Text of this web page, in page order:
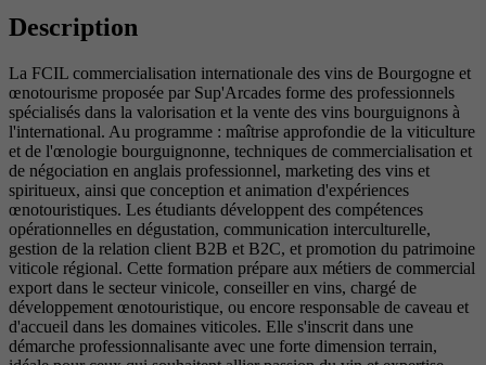
Description
La FCIL commercialisation internationale des vins de Bourgogne et
œnotourisme proposée par Sup'Arcades forme des professionnels
spécialisés dans la valorisation et la vente des vins bourguignons à
l'international. Au programme : maîtrise approfondie de la viticulture
et de l'œnologie bourguignonne, techniques de commercialisation et
de négociation en anglais professionnel, marketing des vins et
spiritueux, ainsi que conception et animation d'expériences
œnotouristiques. Les étudiants développent des compétences
opérationnelles en dégustation, communication interculturelle,
gestion de la relation client B2B et B2C, et promotion du patrimoine
viticole régional. Cette formation prépare aux métiers de commercial
export dans le secteur vinicole, conseiller en vins, chargé de
développement œnotouristique, ou encore responsable de caveau et
d'accueil dans les domaines viticoles. Elle s'inscrit dans une
démarche professionnalisante avec une forte dimension terrain,